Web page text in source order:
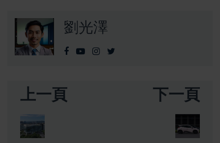
劉光澤
上一頁 下一頁